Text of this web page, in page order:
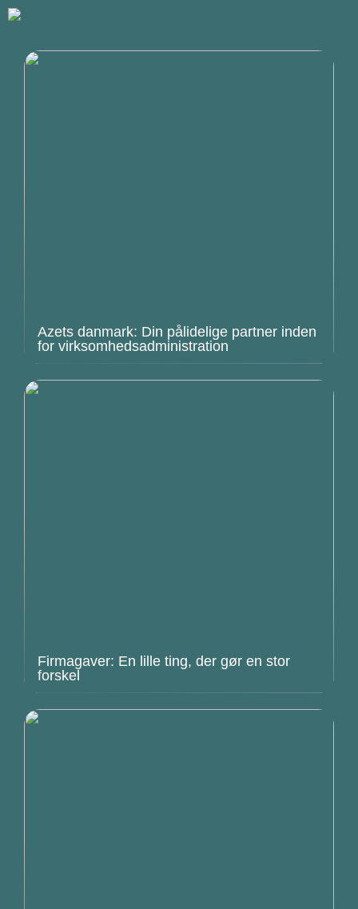
Azets danmark: Din pålidelige partner inden
for virksomhedsadministration
Firmagaver: En lille ting, der gør en stor
forskel